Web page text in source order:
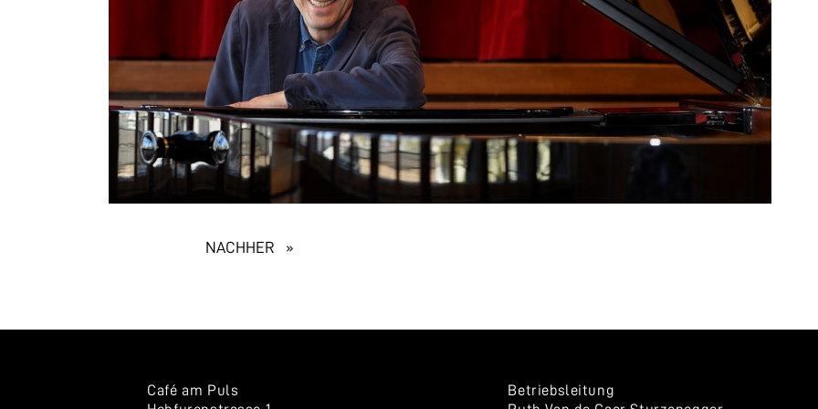
EXHIBITIONNACHHER »
Café am Puls
Betriebsleitung